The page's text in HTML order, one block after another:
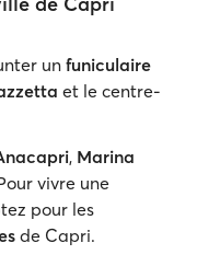
un funiculaire
et le centre-
, Marina
vivre une
pour les
de Capri.